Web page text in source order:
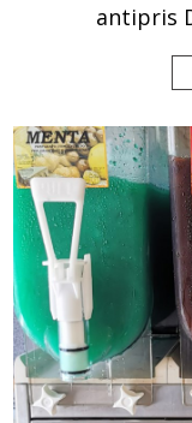
antipris